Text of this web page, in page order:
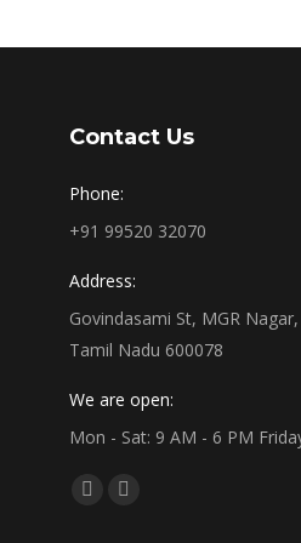
Contact Us
Phone:
+91 99520 32070
Address:
Govindasami St, MGR
Tamil Nadu 600078
We are open:
Mon - Sat: 9 AM - 6 PM
Find us on:
Facebook
Linkedin